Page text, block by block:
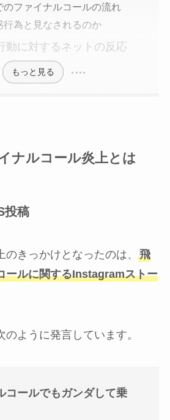
のファイナルコールの流れ
行為と見なされるのか
動に対するネットの反応
もっと見る
ナルコール炎上とは
投稿
きっかけとなったのは、
飛
ールに関するInstagramストー
ように発言しています。
コールでもガンダして乗